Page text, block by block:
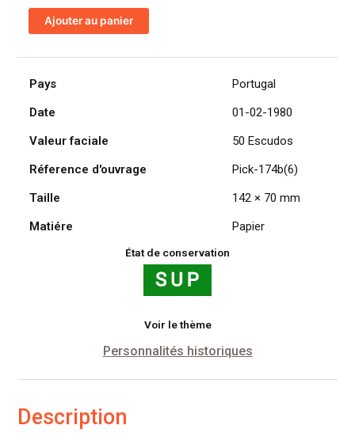
de
PORTUGAL
de
50
01-
1980,
Infante
Maria
Pick-
Ajouter au panier
Pays
Portugal
Date
01-02-1980
Valeur faciale
50 Escudos
Réference d'ouvrage
Pick-174b(6)
Taille
142 × 70 mm
Matiére
Papier
État de conservation
Voir le thème
Personnalités historiques
Description